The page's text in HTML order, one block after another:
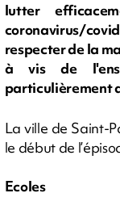
lutter
coronavirus/
respecter de la
à vis de
particulièrement
La ville de Saint-
le début de
Ecoles